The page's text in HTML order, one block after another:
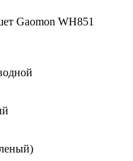
Gaomon WH851